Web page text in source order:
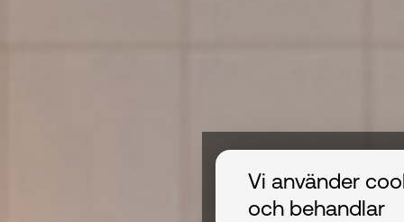
Vi använder
och behandlar